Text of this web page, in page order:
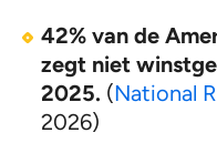
42% van de
zegt niet
2025. (National
2026)